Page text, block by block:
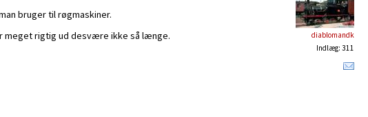
diablomandk
Indlæg: 311
bruger til røgmaskiner.
meget rigtig ud desvære ikke så længe.